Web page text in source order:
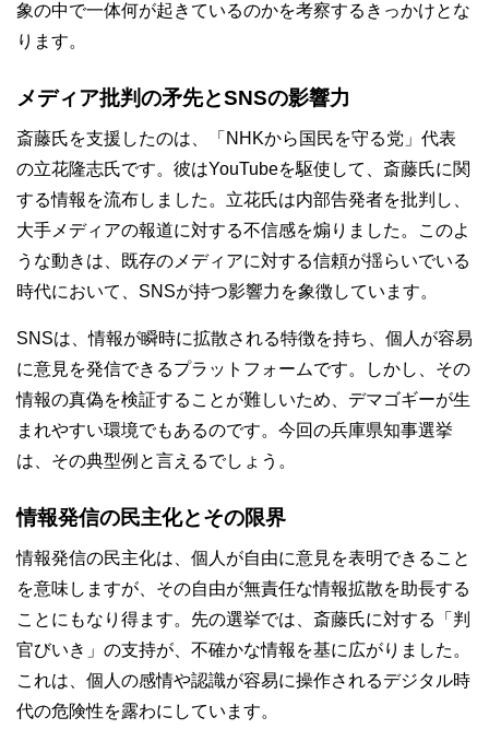
象の中で一体何が起きているのかを考察するきっかけとな
ります。
メディア批判の矛先とSNSの影響力
斎藤氏を支援したのは、「NHKから国民を守る党」代表
の立花隆志氏です。彼はYouTubeを駆使して、斎藤氏に関
する情報を流布しました。立花氏は内部告発者を批判し、
大手メディアの報道に対する不信感を煽りました。このよ
うな動きは、既存のメディアに対する信頼が揺らいでいる
時代において、SNSが持つ影響力を象徴しています。
SNSは、情報が瞬時に拡散される特徴を持ち、個人が容易
に意見を発信できるプラットフォームです。しかし、その
情報の真偽を検証することが難しいため、デマゴギーが生
まれやすい環境でもあるのです。今回の兵庫県知事選挙
は、その典型例と言えるでしょう。
情報発信の民主化とその限界
情報発信の民主化は、個人が自由に意見を表明できること
を意味しますが、その自由が無責任な情報拡散を助長する
ことにもなり得ます。先の選挙では、斎藤氏に対する「判
官びいき」の支持が、不確かな情報を基に広がりました。
これは、個人の感情や認識が容易に操作されるデジタル時
代の危険性を露わにしています。